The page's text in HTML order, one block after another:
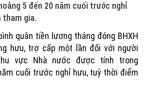
5 đến 20 năm cuối trước nghỉ
tham gia.
quân tiền lương tháng đóng BHXH
hưu, trợ cấp một lần đối với người
vực Nhà nước được tính trong
cuối trước nghỉ hưu, tuỳ thời điểm